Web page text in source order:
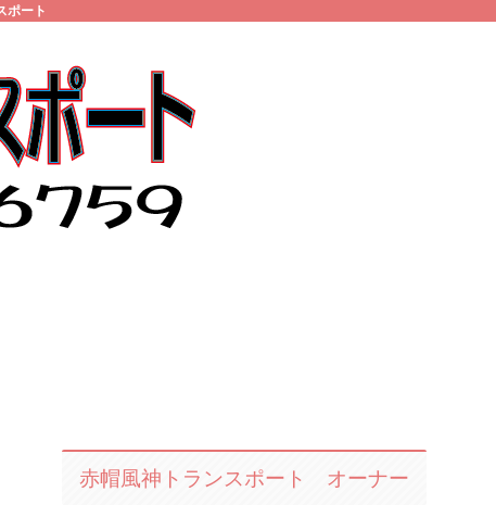
ポート
赤帽風神トランスポート オーナー